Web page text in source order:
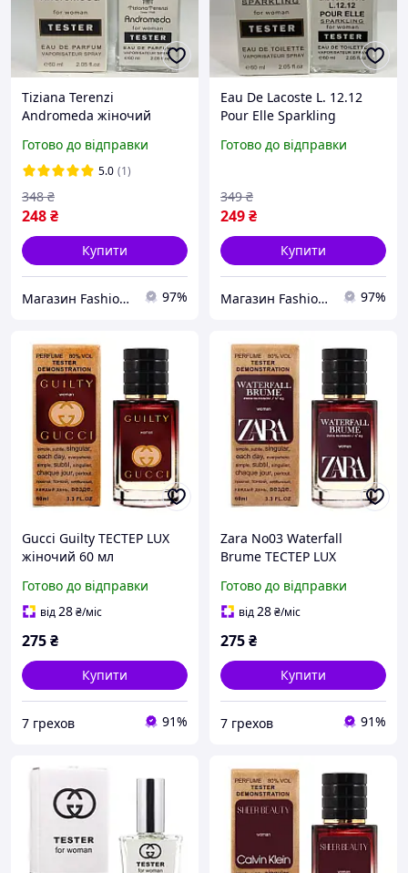
Tiziana Terenzi
Andromeda жіночий
Готово до відправки
5.0 (1)
248₴
348 ₴
Купити
Магазин Fashion House 97%
Eau De Lacoste L. 12.12
Pour Elle Sparkling
60 мл
Готово до відправки
249₴
349 ₴
Купити
Магазин Fashion House 97%
Gucci Guilty ТЕСТЕР LUX
жіночий 60 мл
Готово до відправки
від28₴/міс
275₴
Купити
7 грехов 91%
Zara No03 Waterfall
Brume ТЕСТЕР LUX
Готово до відправки
від28₴/міс
275₴
Купити
7 грехов 91%